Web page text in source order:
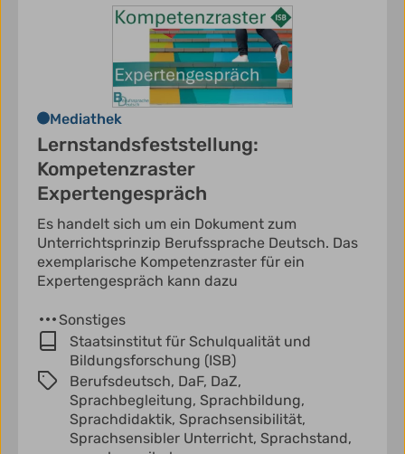
Mediathek
Lernstandsfeststellung:
Kompetenzraster
Expertengespräch
Es handelt sich um ein Dokument zum
Unterrichtsprinzip Berufssprache Deutsch. Das
exemplarische Kompetenzraster für ein
Expertengespräch kann dazu
Sonstiges
Staatsinstitut für Schulqualität und
Bildungsforschung (ISB)
Berufsdeutsch, DaF, DaZ,
Sprachbegleitung, Sprachbildung,
Sprachdidaktik, Sprachsensibilität,
Sprachsensibler Unterricht, Sprachstand,